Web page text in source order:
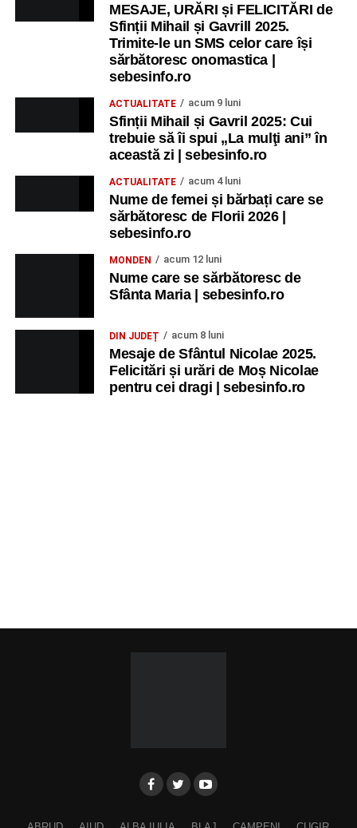
MESAJE, URĂRI și FELICITĂRI de
Sfinții Mihail și Gavrill 2025.
Trimite-le un SMS celor care își
sărbătoresc onomastica |
sebesinfo.ro
ACTUALITATE acum 9 luni
Sfinții Mihail și Gavril 2025: Cui
trebuie să îi spui „La mulţi ani” în
această zi | sebesinfo.ro
ACTUALITATE acum 4 luni
Nume de femei și bărbați care se
sărbătoresc de Florii 2026 |
sebesinfo.ro
MONDEN acum 12 luni
Nume care se sărbătoresc de
Sfânta Maria | sebesinfo.ro
DIN JUDEȚ acum 8 luni
Mesaje de Sfântul Nicolae 2025.
Felicitări și urări de Moș Nicolae
pentru cei dragi | sebesinfo.ro